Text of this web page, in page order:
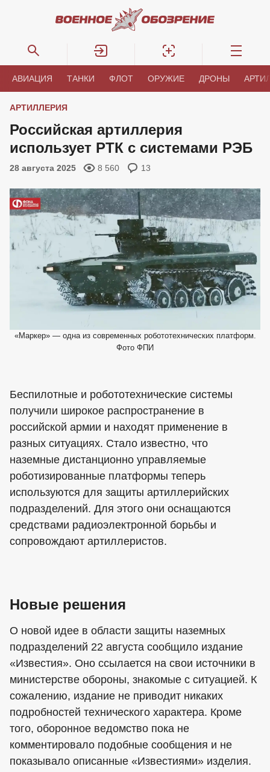
АВИАЦИЯ ТАНКИ ФЛОТ ОРУЖИЕ ДРОНЫ
АРТИЛЛЕРИЯ
Российская артиллерия
использует РТК с системами РЭБ
28 августа 2025 8 560 13
«Маркер» — одна из современных робототехнических платформ.
Фото ФПИ
Беспилотные и робототехнические системы
получили широкое распространение в
российской армии и находят применение в
разных ситуациях. Стало известно, что
наземные дистанционно управляемые
роботизированные платформы теперь
используются для защиты артиллерийских
подразделений. Для этого они оснащаются
средствами радиоэлектронной борьбы и
сопровождают артиллеристов.
Новые решения
О новой идее в области защиты наземных
подразделений 22 августа сообщило издание
«Известия». Оно ссылается на свои источники в
министерстве обороны, знакомые с ситуацией. К
сожалению, издание не приводит никаких
подробностей технического характера. Кроме
того, оборонное ведомство пока не
комментировало подобные сообщения и не
показывало описанные «Известиями» изделия.